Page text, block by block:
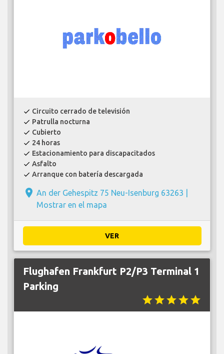
check Circuito cerrado de televisión
check Patrulla nocturna
check Cubierto
check 24 horas
check Estacionamiento para discapacitados
check Asfalto
check Arranque con batería descargada
place An der Gehespitz 75 Neu-Isenburg 63263 |
Mostrar en el mapa
VER
Flughafen Frankfurt P2/P3 Terminal 1
Parking
starstarstarstarstar